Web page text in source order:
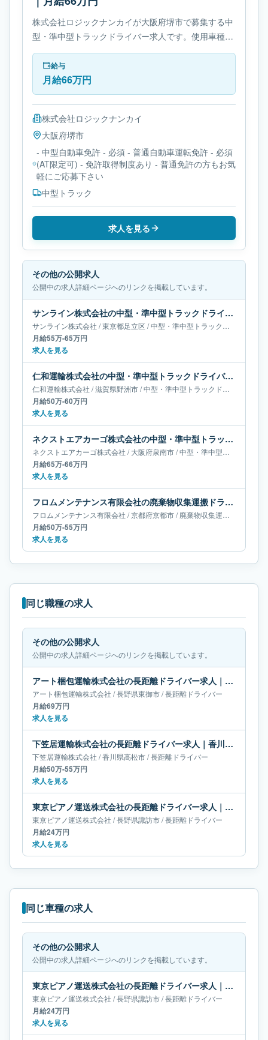
株式会社ロジックナンカイが大阪府堺市で募集する中
型・準中型トラックドライバー求人です。使用車種は
中型トラックです。勤務時間は- 変形労働時間制で
す。必要免許は- 中型自動車免許です。
給与
月給66万円
株式会社ロジックナンカイ
大阪府堺市
- 中型自動車免許 - 必須 - 普通自動車運転免許 - 必須
(AT限定可) - 免許取得制度あり - 普通免許の方もお気
軽にご応募下さい
中型トラック
求人を見る
その他の公開求人
公開中の求人詳細ページへのリンクを掲載しています。
サンライン株式会社の中型・準中型トラックドライバー求人｜東京都足立区｜月給55万-65万円
サンライン株式会社 /東京都足立区 /中型・準中型トラックドライバー
月給55万-65万円
求人を見る
仁和運輸株式会社の中型・準中型トラックドライバー求人｜滋賀県野洲市｜月給50万-60万円
仁和運輸株式会社 /滋賀県野洲市/中型・準中型トラックドライバー
月給50万-60万円
求人を見る
ネクストエアカーゴ株式会社の中型・準中型トラックドライバー求人｜大阪府泉南市｜月給65万-66万円
ネクストエアカーゴ株式会社 /大阪府泉南市/中型・準中型トラックドライバー
月給65万-66万円
求人を見る
フロムメンテナンス有限会社の廃棄物収集運搬ドライバー求人｜京都府京都市｜月給50万-55万円
フロムメンテナンス有限会社 /京都府京都市/廃棄物収集運搬ドライバー
月給50万-55万円
求人を見る
同じ職種の求人
その他の公開求人
公開中の求人詳細ページへのリンクを掲載しています。
アート梱包運輸株式会社の長距離ドライバー求人｜長野県東御市｜月給69万円
アート梱包運輸株式会社 /長野県東御市/長距離ドライバー
月給69万円
求人を見る
下笠居運輸株式会社の長距離ドライバー求人｜香川県高松市｜月給50万-55万円
下笠居運輸株式会社 /香川県高松市/長距離ドライバー
月給50万-55万円
求人を見る
東京ピアノ運送株式会社の長距離ドライバー求人｜長野県諏訪市｜月給24万円
東京ピアノ運送株式会社 /長野県諏訪市/長距離ドライバー
月給24万円
求人を見る
同じ車種の求人
その他の公開求人
公開中の求人詳細ページへのリンクを掲載しています。
東京ピアノ運送株式会社の長距離ドライバー求人｜長野県諏訪市｜月給24万円
東京ピアノ運送株式会社 /長野県諏訪市/長距離ドライバー
月給24万円
求人を見る